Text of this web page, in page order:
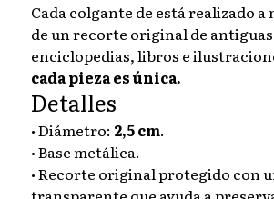
Cada colgante de está realizado
de un recorte original de antiguas
enciclopedias, libros e
cada pieza es única.
Detalles
• Diámetro: 2,5 cm.
• Base metálica.
• Recorte original protegido con